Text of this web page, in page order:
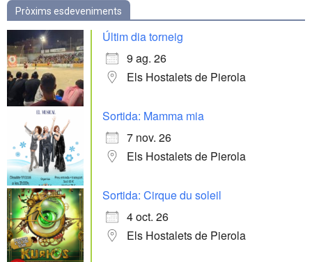
Pròxims esdeveniments
Últim dia torneig
9 ag. 26
Els Hostalets de Pierola
Sortida: Mamma mia
7 nov. 26
Els Hostalets de Pierola
Sortida: Cirque du soleil
4 oct. 26
Els Hostalets de Pierola